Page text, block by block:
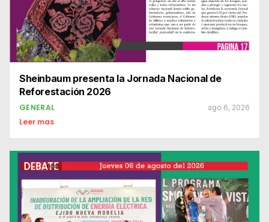
Sheinbaum presenta la Jornada Nacional de
Reforestación 2026
GENERAL ago 6, 2026
Leer mas